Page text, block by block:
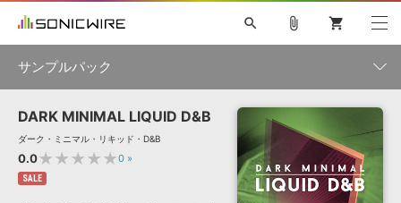
ソフト音源 »
プラグイン・エフェクト »
search
初音ミク NT 鏡音リン・レン V4X 巡音ルカ V4X
KAITO V3
VOCALOID TOONTRACK
SPITFIRE AUDIO
VIENNA
EZ DRUMMER 3
ライセンスフリーBGM
ボーカル抜き出し
DUBSTEP
attach_file shopping_cart
サンプルパック
製品一覧
DARK MINIMAL LIQUID D&B
ダーク・ミニマル・リキッド・D&B
0.0★★★★★0 »
SALE